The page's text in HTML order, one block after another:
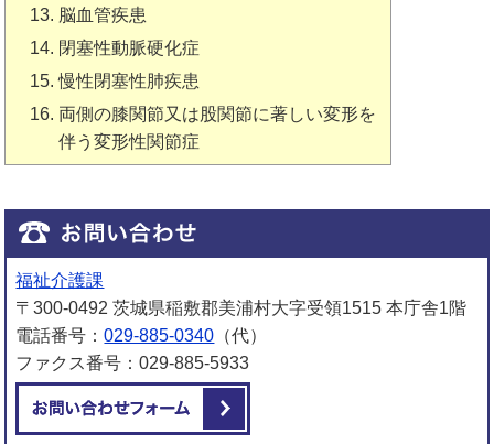
脳血管疾患
閉塞性動脈硬化症
慢性閉塞性肺疾患
両側の膝関節又は股関節に著しい変形を
伴う変形性関節症
福祉介護課
〒300-0492 茨城県稲敷郡美浦村大字受領1515 本庁舎1階
電話番号：029-885-0340 （代）
ファクス番号：029-885-5933